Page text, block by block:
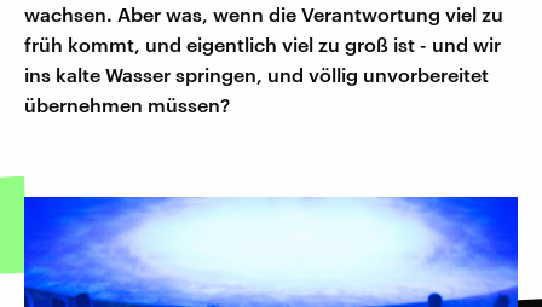
wachsen. Aber was, wenn die Verantwortung viel zu
früh kommt, und eigentlich viel zu groß ist - und wir
ins kalte Wasser springen, und völlig unvorbereitet
übernehmen müssen?